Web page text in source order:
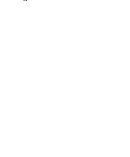
saisonabhängig